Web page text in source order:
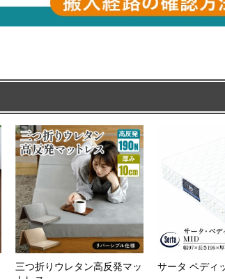
三つ折りウレタン高反発マッ
サータ ペディ